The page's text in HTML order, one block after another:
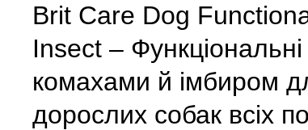
Brit Care Dog Functional Snack Immunity
Insect –
комахами й імбиром
дорослих собак всіх